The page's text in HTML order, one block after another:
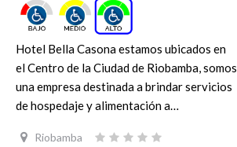
Hotel Bella Casona estamos ubicados en
el Centro de la Ciudad de Riobamba, somos
una empresa destinada a brindar servicios
de hospedaje y alimentación a…
Riobamba